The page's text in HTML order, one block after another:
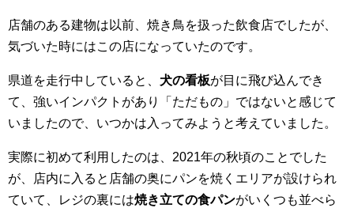
店舗のある建物は以前、焼き鳥を扱った飲食店でしたが、
気づいた時にはこの店になっていたのです。
県道を走行中していると、 犬の看板が目に飛び込んでき
て、強いインパクトがあり「ただもの」ではないと感じて
いましたので、いつかは入ってみようと考えていました。
実際に初めて利用したのは、2021年の秋頃のことでした
が、店内に入ると店舗の奥にパンを焼くエリアが設けられ
ていて、レジの裏には焼き立ての食パンがいくつも並べら